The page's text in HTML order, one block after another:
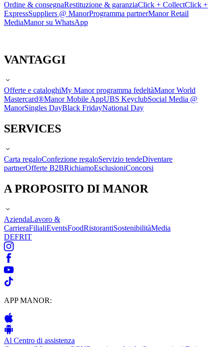
Ordine & consegnaRestituzione & garanziaClick + CollectClick +
ExpressSuppliers @ ManorProgramma partnerManor Retail
MediaManor su WhatsApp
VANTAGGI
Offerte e cataloghiMy Manor programma fedeltàManor World
Mastercard®Manor Mobile AppUBS KeyclubSocial Media @
ManorSingles DayBlack FridayNational Day
SERVICES
Carta regaloConfezione regaloServizio tendeDiventare
partnerOfferte B2BRichiamoEsclusioniConcorsi
A PROPOSITO DI MANOR
AziendaLavoro &
CarrieraFilialiEventsFoodRistorantiSostenibilitàMedia
DEFRIT
APP MANOR:
Al Centro di assistenza